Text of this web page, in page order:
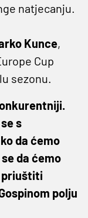
natjecanju.
Kunce,
Cup
sezonu.
s
da ćemo
da ćemo
priuštiti
polju